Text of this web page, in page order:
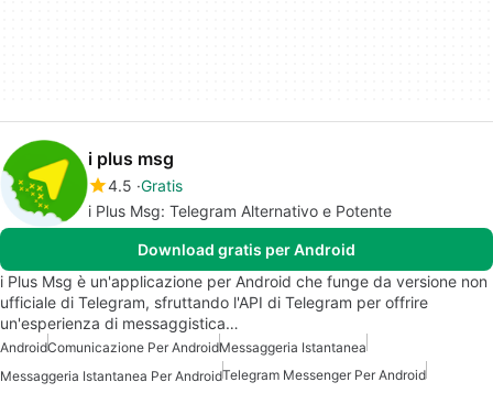
i plus msg
4.5 Gratis
i Plus Msg: Telegram Alternativo e Potente
Download gratis per Android
i Plus Msg è un'applicazione per Android che funge da versione non
ufficiale di Telegram, sfruttando l'API di Telegram per offrire
un'esperienza di messaggistica…
AndroidComunicazione Per AndroidMessaggeria Istantanea
Messaggeria Istantanea Per AndroidTelegram Messenger Per Android